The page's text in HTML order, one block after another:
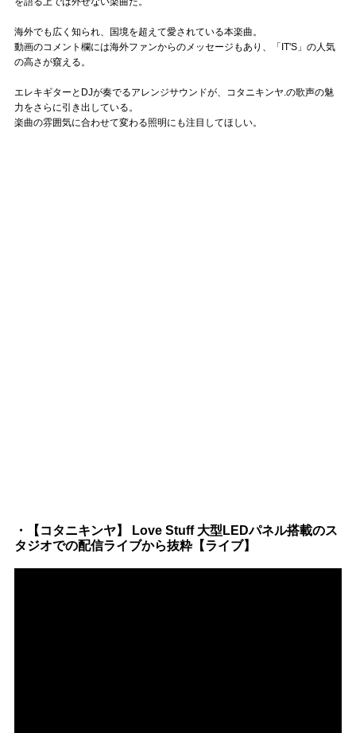
海外でも広く知られ、国境を超えて愛されている本楽曲。
動画のコメント欄には海外ファンからのメッセージもあり、「IT'S」の人気
の高さが窺える。
エレキギターとDJが奏でるアレンジサウンドが、コタニキンヤ.の歌声の魅
力をさらに引き出している。
楽曲の雰囲気に合わせて変わる照明にも注目してほしい。
・【コタニキンヤ】 Love Stuff 大型LEDパネル搭載のス
タジオでの配信ライブから抜粋【ライブ】